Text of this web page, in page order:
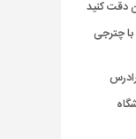
دقت کنید
چترجی